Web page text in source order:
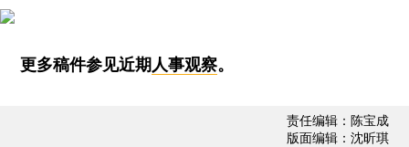
更多稿件参见近期 人事观察。
责任编辑：陈宝成
版面编辑：沈昕琪